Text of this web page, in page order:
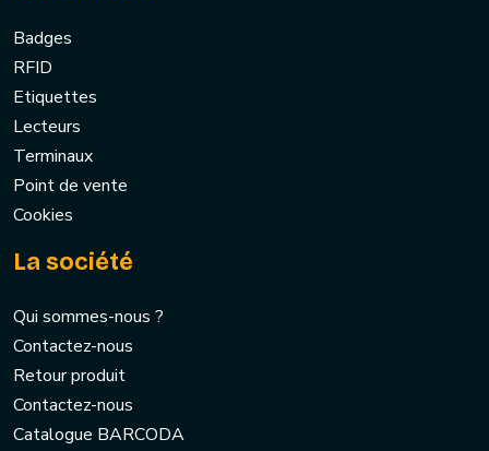
Badges
RFID
Etiquettes
Lecteurs
Terminaux
Point de vente
Cookies
La société
Qui sommes-nous ?
Contactez-nous
Retour produit
Contactez-nous
Catalogue BARCODA